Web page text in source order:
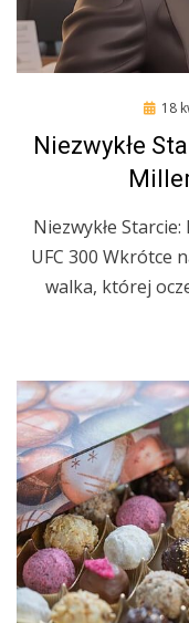
Posted
18
Niezwykłe
Niezwykłe
UFC 300 Wkrótce
walka, której